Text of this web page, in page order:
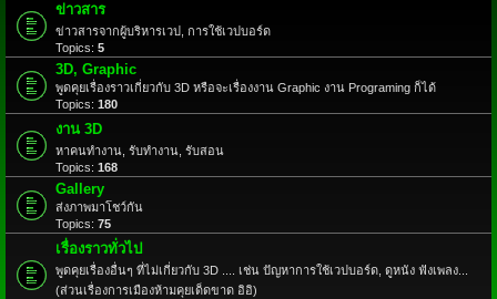
ข่าวสาร
ข่าวสารจากผู้บริหารเวป, การใช้เวปบอร์ด
Topics: 5
3D, Graphic
พูดคุยเรื่องราวเกี่ยวกับ 3D หรือจะเรื่องงาน Graphic งาน Programing ก็ได้
Topics: 180
งาน 3D
หาคนทำงาน, รับทำงาน, รับสอน
Topics: 168
Gallery
ส่งภาพมาโชว์กัน
Topics: 75
เรื่องราวทั่วไป
พูดคุยเรื่องอื่นๆ ที่ไม่เกี่ยวกับ 3D .... เช่น ปัญหาการใช้เวปบอร์ด, ดูหนัง ฟังเพลง...
(ส่วนเรื่องการเมืองห้ามคุยเด็ดขาด อิอิ)